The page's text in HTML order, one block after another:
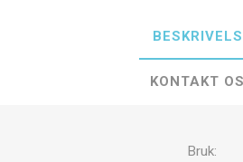
KONTAKT
Bruk: